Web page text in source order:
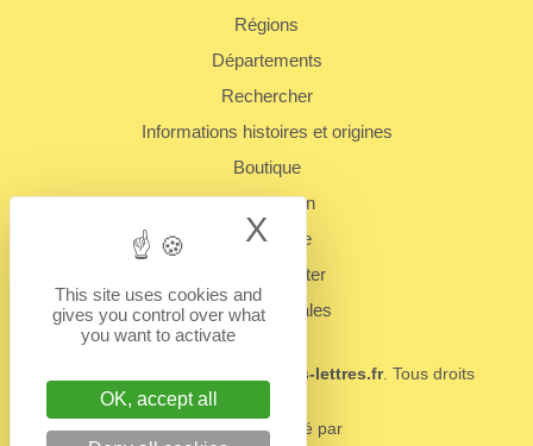
Régions
Départements
Rechercher
Informations histoires et origines
Boutique
Présentation
Plan du site
Nous contacter
Mentions légales
BUREAUX.boites-lettres.fr. Tous droits
Un service édité par
This site uses cookies and
gives you control over what
you want to activate
OK, accept all
X Hide cookie